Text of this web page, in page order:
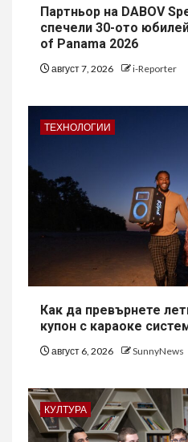
Партньор на DABOV
спечели 30-ото
of Panama 2026
август 7, 2026 i-Reporter
ТЕХНОЛОГИИ
Как да превърнете
купон с караоке
август 6, 2026 SunnyNews
КУЛТУРА